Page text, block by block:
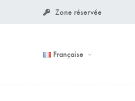
Zone réservée
Française